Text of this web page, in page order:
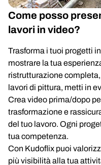
Come posso
lavori in video?
Trasforma i tuoi progetti
mostrare la tua
ristrutturazione
lavori di pittura, metti in
Crea video prima/dopo
trasformazione e
del tuo lavoro. Ogni
tua competenza.
Con Kudoflix puoi
più visibilità alla tua